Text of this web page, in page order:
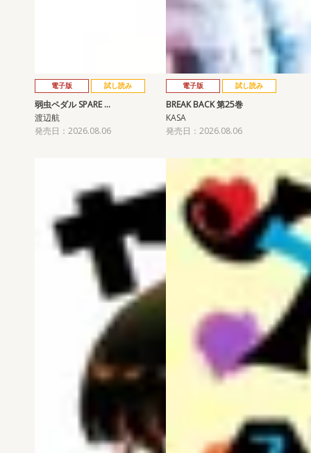
電子版 試し読み
弱虫ペダル SPARE …
渡辺航
発売日：2026.08.06
電子版 試し読み
BREAK BACK 第25巻
KASA
発売日：2026.08.06